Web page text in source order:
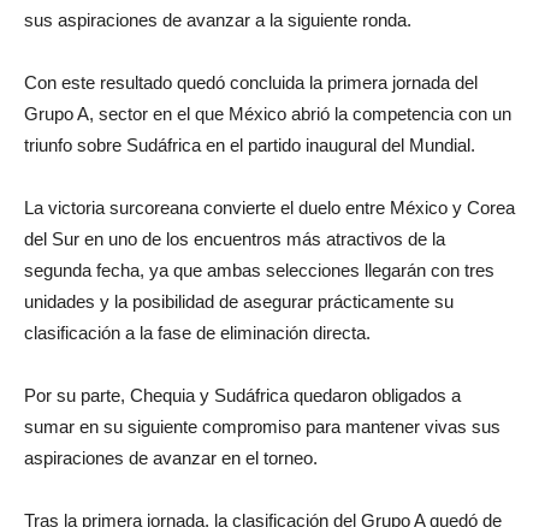
sus aspiraciones de avanzar a la siguiente ronda.
Con este resultado quedó concluida la primera jornada del
Grupo A, sector en el que México abrió la competencia con un
triunfo sobre Sudáfrica en el partido inaugural del Mundial.
La victoria surcoreana convierte el duelo entre México y Corea
del Sur en uno de los encuentros más atractivos de la
segunda fecha, ya que ambas selecciones llegarán con tres
unidades y la posibilidad de asegurar prácticamente su
clasificación a la fase de eliminación directa.
Por su parte, Chequia y Sudáfrica quedaron obligados a
sumar en su siguiente compromiso para mantener vivas sus
aspiraciones de avanzar en el torneo.
Tras la primera jornada, la clasificación del Grupo A quedó de